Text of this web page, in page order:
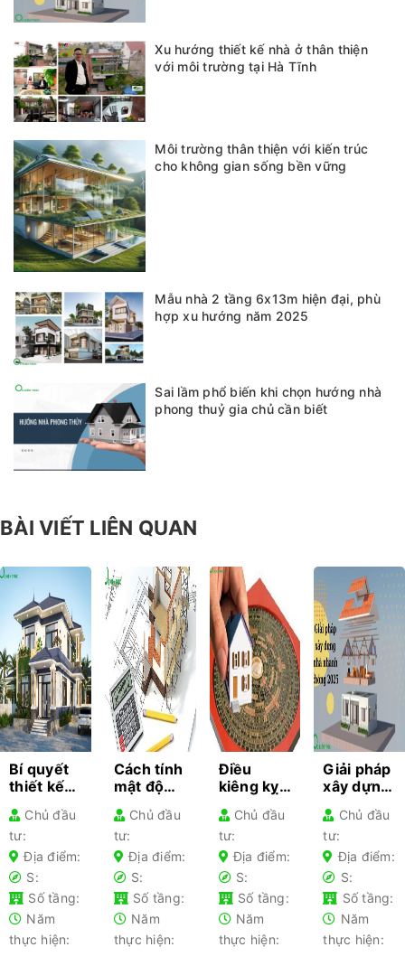
Xu hướng thiết kế nhà ở thân thiện
với môi trường tại Hà Tĩnh
Môi trường thân thiện với kiến trúc
cho không gian sống bền vững
Mẫu nhà 2 tầng 6x13m hiện đại, phù
hợp xu hướng năm 2025
Sai lầm phổ biến khi chọn hướng nhà
phong thuỷ gia chủ cần biết
BÀI VIẾT LIÊN QUAN
Bí quyết
thiết kế
cho từng
loại nhà
phổ biến-
Kiến thức
không
thể bỏ lỡ
Chủ đầu
tư:
Địa điểm:
S:
Số tầng:
Năm
thực hiện:
Cách tính
mật độ
– Hướng
dẫn chi
tiết cho
gia chủ
Chủ đầu
tư:
Địa điểm:
S:
Số tầng:
Năm
thực hiện:
Điều
kiêng kỵ
nhà gia
chủ lần
đầu xây
nhà nên
tránh
Chủ đầu
tư:
Địa điểm:
S:
Số tầng:
Năm
thực hiện:
Giải pháp
xây dựng
nhanh
chóng
2025 –
Tối ưu chi
phí
Chủ đầu
tư:
Địa điểm:
S:
Số tầng:
Năm
thực hiện: